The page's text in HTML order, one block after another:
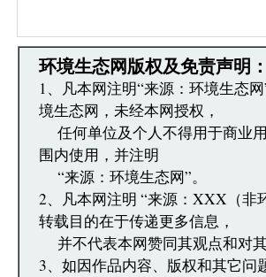
文章跟帖管理员反映。
环境生态网版权及免责声明：
1、凡本网注明“来源：环境生态
境生态网，未经本网授权，
任何单位及个人不得用于商业
围内使用，并注明
“来源：环境生态网”。
2、凡本网注明 “来源：XXX（非
转载目的在于传递更多信息，
并不代表本网赞同其观点和对其
3、如因作品内容、版权和其它